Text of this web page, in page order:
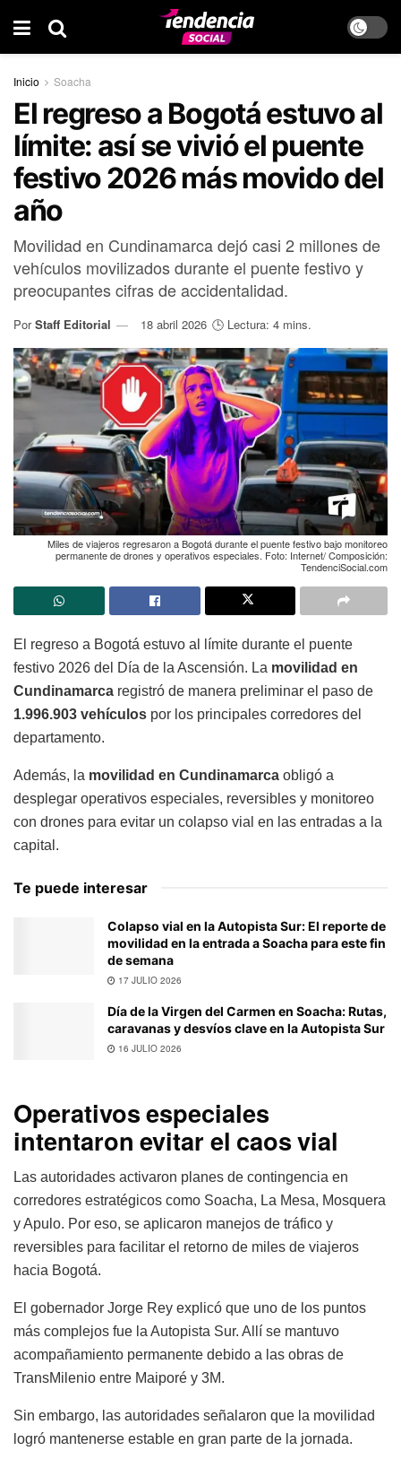
Inicio Soacha
El regreso a Bogotá estuvo al
límite: así se vivió el puente
festivo 2026 más movido del
año
Movilidad en Cundinamarca dejó casi 2 millones de
vehículos movilizados durante el puente festivo y
preocupantes cifras de accidentalidad.
Por Staff Editorial 18 abril 2026 🕒 Lectura: 4 mins.
Miles de viajeros regresaron a Bogotá durante el puente festivo bajo monitoreo
permanente de drones y operativos especiales. Foto: Internet/ Composición:
TendenciSocial.com
El regreso a Bogotá estuvo al límite durante el puente
festivo 2026 del Día de la Ascensión. La movilidad en
Cundinamarca registró de manera preliminar el paso de
1.996.903 vehículos por los principales corredores del
departamento.
Además, la movilidad en Cundinamarca obligó a
desplegar operativos especiales, reversibles y monitoreo
con drones para evitar un colapso vial en las entradas a la
capital.
Te puede interesar
Colapso vial en la Autopista Sur: El reporte de
movilidad en la entrada a Soacha para este fin
de semana
17 JULIO 2026
Día de la Virgen del Carmen en Soacha: Rutas,
caravanas y desvíos clave en la Autopista Sur
16 JULIO 2026
Operativos especiales
intentaron evitar el caos vial
Las autoridades activaron planes de contingencia en
corredores estratégicos como Soacha, La Mesa, Mosquera
y Apulo. Por eso, se aplicaron manejos de tráfico y
reversibles para facilitar el retorno de miles de viajeros
hacia Bogotá.
El gobernador Jorge Rey explicó que uno de los puntos
más complejos fue la Autopista Sur. Allí se mantuvo
acompañamiento permanente debido a las obras de
TransMilenio entre Maiporé y 3M.
Sin embargo, las autoridades señalaron que la movilidad
logró mantenerse estable en gran parte de la jornada.